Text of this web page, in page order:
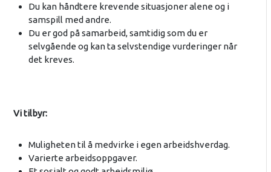
Du kan håndtere krevende situasjoner alene og i
samspill med andre.
Du er god på samarbeid, samtidig som du er
selvgående og kan ta selvstendige vurderinger når
det kreves.
Vi tilbyr:
Muligheten til å medvirke i egen arbeidshverdag.
Varierte arbeidsoppgaver.